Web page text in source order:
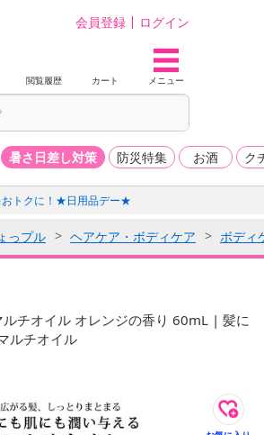
会員登録 ログイン
閲覧履歴 カート メニュー
暑さ日差し対策 防災特集 お酒 ク
おトクに！★日用品デー★
っプル ヘアケア・ボディケア ボディ
チオイル オレンジの香り 60mL | 髪に
ルチオイル